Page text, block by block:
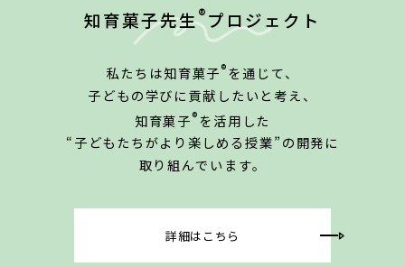
知育菓子先生®プロジェクト
私たちは知育菓子® を通じて、
子どもの学びに貢献したいと考え、
知育菓子® を活用した
“子どもたちがより楽しめる授業”の開発に
取り組んでいます。
詳細はこちら